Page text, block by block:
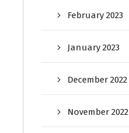
February 2023
January 2023
December 2022
November 2022